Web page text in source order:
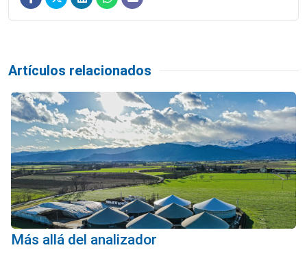
Artículos relacionados
Más allá del analizador